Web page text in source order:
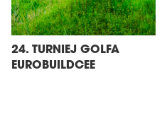
24. TURNIEJ GOLFA
EUROBUILDCEE